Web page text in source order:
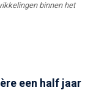
binnen het
een half jaar